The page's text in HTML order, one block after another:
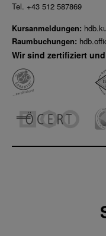
Tel. +43 512 587869
Kursanmeldungen:
Raumbuchungen:
Wir sind zertifiziert